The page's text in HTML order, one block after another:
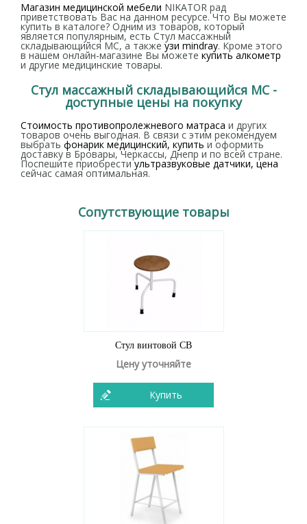
Магазин медицинской мебели NIKATOR рад
приветствовать Вас на данном ресурсе. Что Вы можете
купить в каталоге? Одним из товаров, который
является популярным, есть Стул массажный
складывающийся МС, а также узи mindray. Кроме этого
в нашем онлайн-магазине Вы можете купить алкометр
и другие медицинские товары.
Стул массажный складывающийся МС -
доступные цены на покупку
Стоимость противопролежневого матраса и других
товаров очень выгодная. В связи с этим рекомендуем
выбрать фонарик медицинский, купить и оформить
доставку в Бровары, Черкассы, Днепр и по всей стране.
Поспешите приобрестиультразвуковые датчики, цена
сейчас самая оптимальная.
Сопутствующие товары
Стул винтовой СВ
Цену уточняйте
Купить